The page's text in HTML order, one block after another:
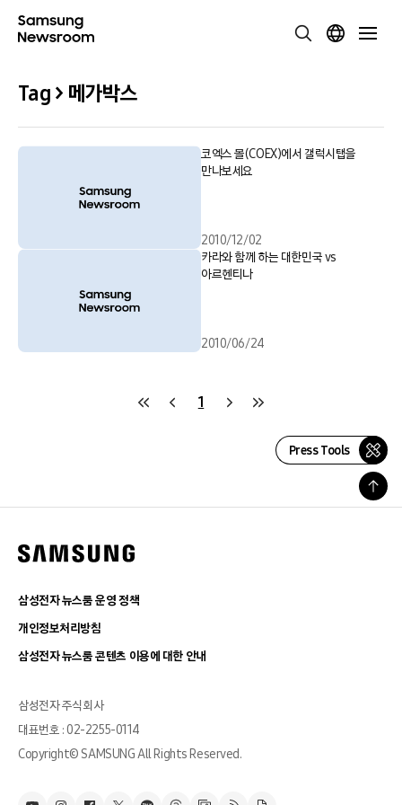
Tag > 메가박스
코엑스 몰(COEX)에서 갤럭시탭을
만나보세요
2010/12/02
카라와 함께 하는 대한민국 vs
아르헨티나
2010/06/24
1
Press Tools
삼성전자 뉴스룸 운영 정책
개인정보처리방침
삼성전자 뉴스룸 콘텐츠 이용에 대한 안내
삼성전자 주식회사
대표번호 : 02-2255-0114
Copyright© SAMSUNG All Rights Reserved.